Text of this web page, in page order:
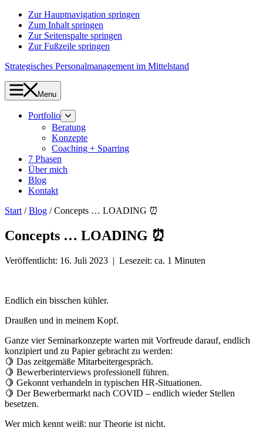
Zur Hauptnavigation springen
Zum Inhalt springen
Zur Seitenspalte springen
Zur Fußzeile springen
Strategisches Personalmanagement im Mittelstand
Menu
Portfolio
Beratung
Konzepte
Coaching + Sparring
7 Phasen
Über mich
Blog
Kontakt
Start / Blog /Concepts … LOADING ⏰
Concepts … LOADING ⏰
Veröffentlicht: 16. Juli 2023 | Lesezeit: ca. 1 Minuten
Endlich ein bisschen kühler.
Draußen und in meinem Kopf.
Ganze vier Seminarkonzepte warten mit Vorfreude darauf, endlich
konzipiert und zu Papier gebracht zu werden:
🍋 Das zeitgemäße Mitarbeitergespräch.
🍋 Bewerberinterviews professionell führen.
🍋 Gekonnt verhandeln in typischen HR-Situationen.
🍋 Der Bewerbermarkt nach COVID – endlich wieder Stellen
besetzen.
Wer mich kennt weiß: nur Theorie ist nicht.